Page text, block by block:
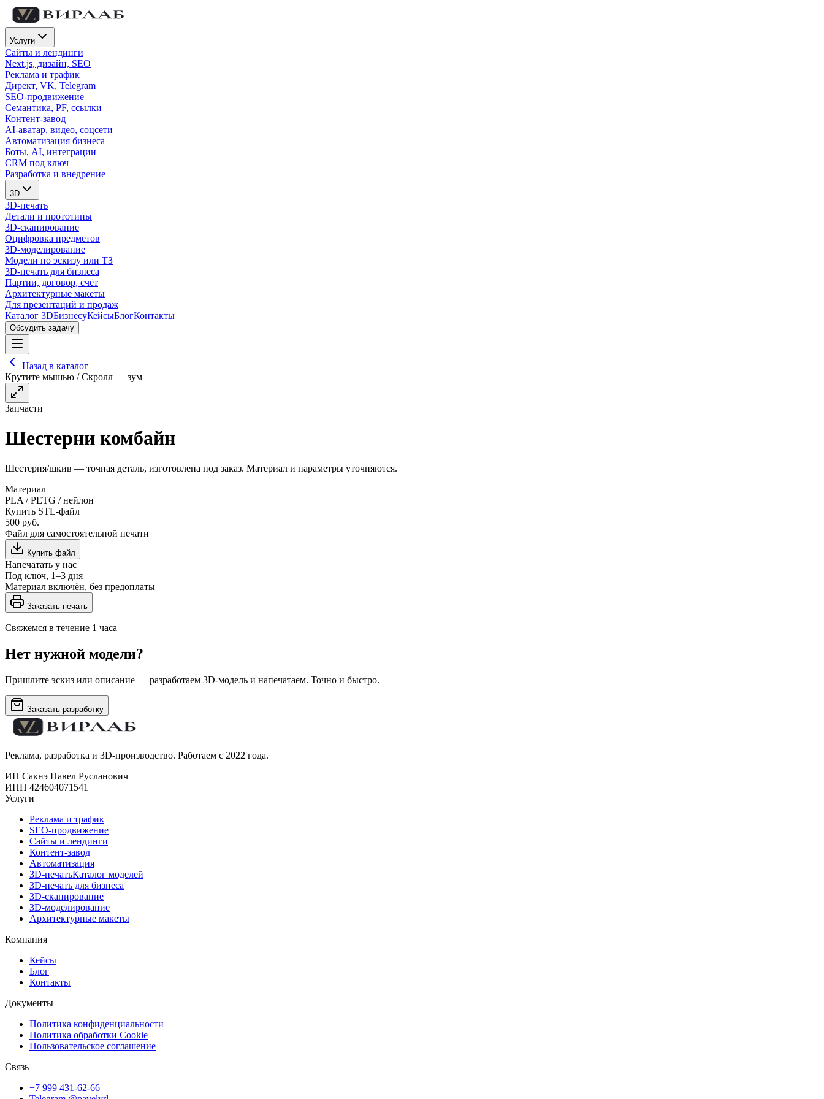
Услуги
Сайты и лендинги
Next.js, дизайн, SEO
Реклама и трафик
Директ, VK, Telegram
SEO-продвижение
Семантика, PF, ссылки
Контент-завод
AI-аватар, видео, соцсети
Автоматизация бизнеса
Боты, AI, интеграции
CRM под ключ
Разработка и внедрение
3D
3D-печать
Детали и прототипы
3D-сканирование
Оцифровка предметов
3D-моделирование
Модели по эскизу или ТЗ
3D-печать для бизнеса
Партии, договор, счёт
Архитектурные макеты
Для презентаций и продаж
Каталог 3DБизнесуКейсыБлогКонтакты
Обсудить задачу
Назад в каталог
Крутите мышью / Скролл — зум
Запчасти
Шестерни комбайн
Шестерня/шкив — точная деталь, изготовлена под заказ. Материал и параметры уточняются.
Материал
PLA / PETG / нейлон
Купить STL-файл
500 руб.
Файл для самостоятельной печати
Купить файл
Напечатать у нас
Под ключ, 1–3 дня
Материал включён, без предоплаты
Заказать печать
Свяжемся в течение 1 часа
Нет нужной модели?
Пришлите эскиз или описание — разработаем 3D-модель и напечатаем. Точно и быстро.
Заказать разработку
Реклама, разработка и 3D-производство. Работаем с 2022 года.
ИП Сакнэ Павел Русланович
ИНН 424604071541
Услуги
Реклама и трафик
SEO-продвижение
Сайты и лендинги
Контент-завод
Автоматизация
3D-печатьКаталог моделей
3D-печать для бизнеса
3D-сканирование
3D-моделирование
Архитектурные макеты
Компания
Кейсы
Блог
Контакты
Документы
Политика конфиденциальности
Политика обработки Cookie
Пользовательское соглашение
Связь
+7 999 431-62-66